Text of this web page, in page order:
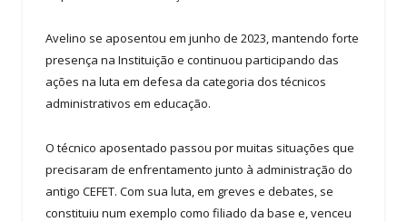
Avelino se aposentou em junho de 2023, mantendo forte
presença na Instituição e continuou participando das
ações na luta em defesa da categoria dos técnicos
administrativos em educação.
O técnico aposentado passou por muitas situações que
precisaram de enfrentamento junto à administração do
antigo CEFET. Com sua luta, em greves e debates, se
constituiu num exemplo como filiado da base e, venceu